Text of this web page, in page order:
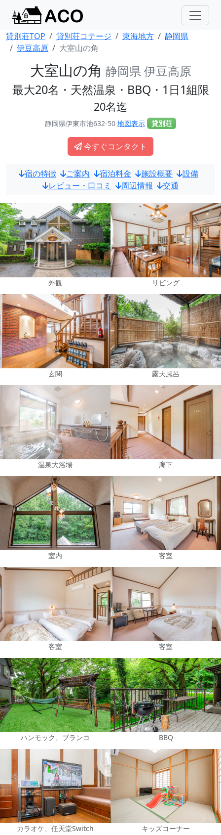
貸別荘TOP 貸別荘コテージ 東海地方
静岡県
伊豆高原
大室山の角
大室山の角 静岡県 伊豆高原
最大20名・天然温泉・BBQ・1日1組限
20名迄
静岡県伊東市池632-50 地図表示 貸別荘
今すぐコンタクト
宿の特徴 ご案内 宿泊料金 施設概要
設備
レビュー・口コミ
周辺情報 交通
外観 リビング
玄関 露天風呂
温泉大浴場 廊下
室内 客室
客室 客室
ハンモック、ブランコ BBQ
カラオケ、任天堂Switch キッズコーナー